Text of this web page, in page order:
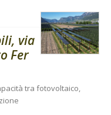
via
Fer
tra fotovoltaico,